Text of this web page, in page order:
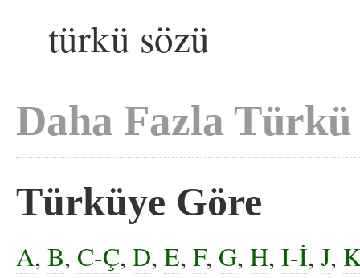
türkü sözü
Daha Fazla Türkü
Türküye Göre
A, B, C-Ç, D, E, F, G, H, I-İ, J,